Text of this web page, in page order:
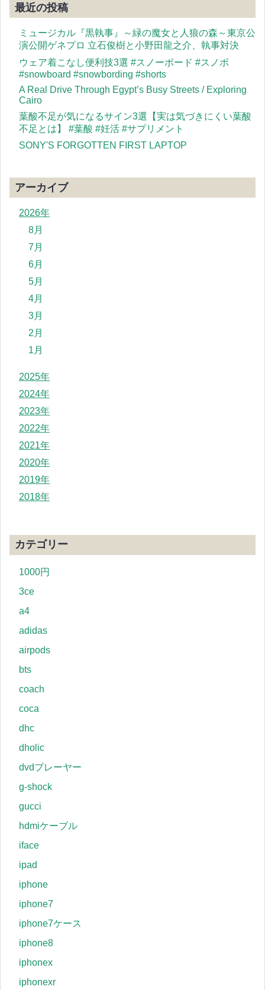
最近の投稿
ミュージカル『黒執事』～緑の魔女と人狼の森～東京公
演公開ゲネプロ 立石俊樹と小野田龍之介、執事対決
ウェア着こなし便利技3選 #スノーボード #スノボ
#snowboard #snowbording #shorts
A Real Drive Through Egypt’s Busy Streets / Exploring
Cairo
葉酸不足が気になるサイン3選【実は気づきにくい葉酸
不足とは】 #葉酸 #妊活 #サプリメント
SONY'S FORGOTTEN FIRST LAPTOP
アーカイブ
2026年
8月
7月
6月
5月
4月
3月
2月
1月
2025年
2024年
2023年
2022年
2021年
2020年
2019年
2018年
カテゴリー
1000円
3ce
a4
adidas
airpods
bts
coach
coca
dhc
dholic
dvdプレーヤー
g-shock
gucci
hdmiケーブル
iface
ipad
iphone
iphone7
iphone7ケース
iphone8
iphonex
iphonexr